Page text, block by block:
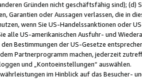
Gründen nicht geschäftsfähig sind);
Garantien oder Aussagen verlassen, die in
wenn Sie US-Handelssanktionen oder
alle US-amerikanischen Ausfuhr- und
Bestimmungen der US-Gesetze
Partnerprogramm machen, jederzeit
und „Kontoeinstellungen“ auswählen.
im Hinblick auf das Besucher-